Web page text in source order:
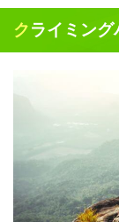
クライミン